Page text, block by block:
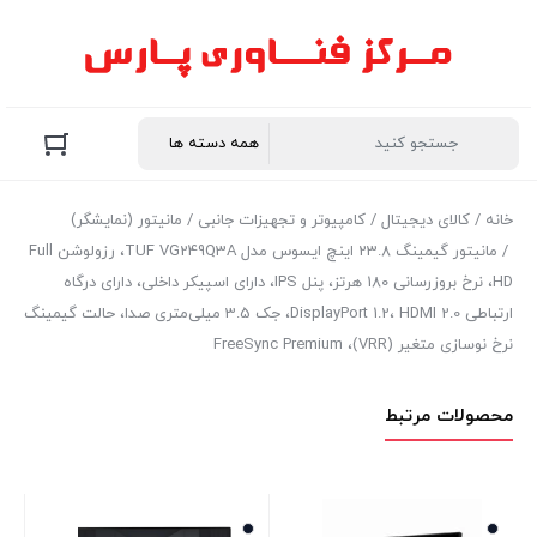
خانه / کالای دیجیتال / کامپیوتر و تجهیزات جانبی / مانیتور (نمایشگر)
/ مانیتور گیمینگ 23.8 اینچ ایسوس مدل TUF VG249Q3A، رزولوشن Full
HD، نرخ بروزرسانی 180 هرتز، پنل IPS، دارای اسپیکر داخلی، دارای درگاه‌
ارتباطی DisplayPort 1.2، HDMI 2.0، جک 3.5 میلی‌متری صدا، حالت گیمینگ
نرخ نوسازی متغیر (VRR)، FreeSync Premium
محصولات مرتبط